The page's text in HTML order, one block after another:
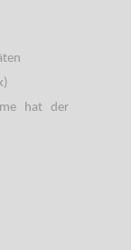
hat der